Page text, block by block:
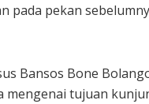
pada pekan
Bansos Bone
tujuan